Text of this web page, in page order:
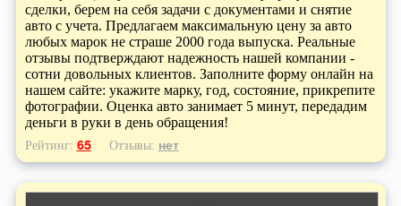
сделки, берем на себя задачи с документами и снятие
авто с учета. Предлагаем максимальную цену за авто
любых марок не страше 2000 года выпуска. Реальные
отзывы подтверждают надежность нашей компании -
сотни довольных клиентов. Заполните форму онлайн на
нашем сайте: укажите марку, год, состояние, прикрепите
фотографии. Оценка авто занимает 5 минут, передадим
деньги в руки в день обращения!
Рейтинг: 65 Отзывы: нет